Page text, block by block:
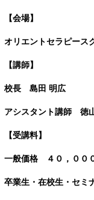
【会場】
オリエントセラピース
【講師】
校長 島田 明広
アシスタント講師 徳
【受講料】
一般価格 ４０，００
卒業生・在校生・セ